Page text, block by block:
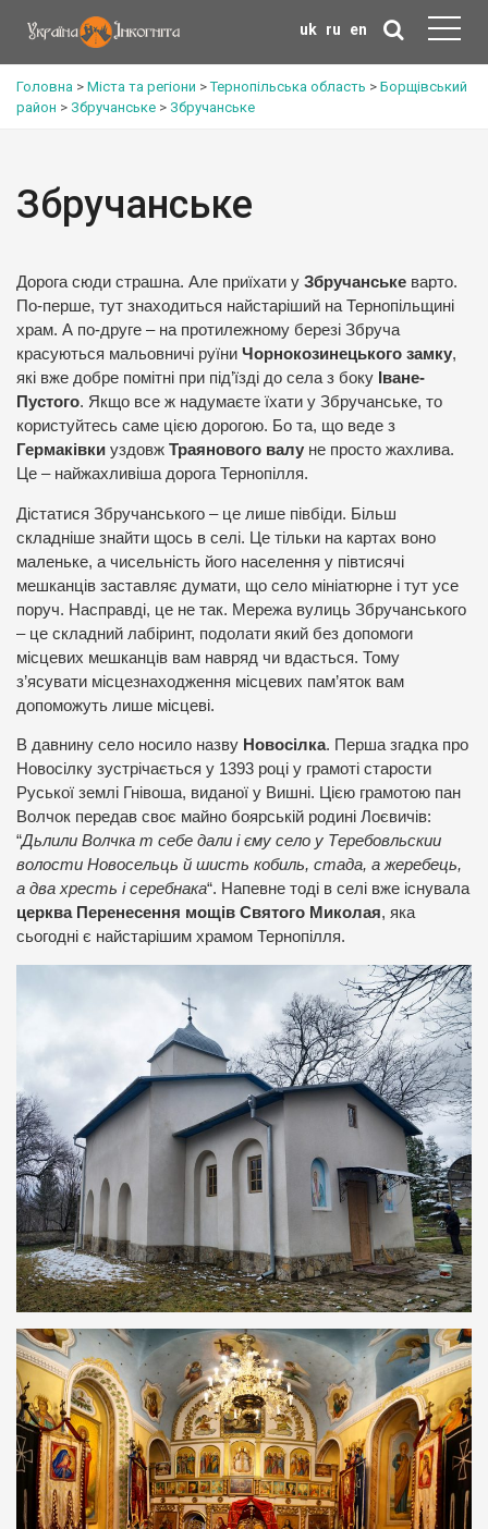
uk ru en
Головна > Міста та регіони >Тернопільська область > Борщівський
район > Збручанське > Збручанське
Збручанське
Дорога сюди страшна. Але приїхати у Збручанське варто.
По-перше, тут знаходиться найстаріший на Тернопільщині
храм. А по-друге – на протилежному березі Збруча
красуються мальовничі руїни Чорнокозинецького замку,
які вже добре помітні при під’їзді до села з боку Іване-
Пустого. Якщо все ж надумаєте їхати у Збручанське, то
користуйтесь саме цією дорогою. Бо та, що веде з
Гермаківки уздовж Траянового валу не просто жахлива.
Це – найжахливіша дорога Тернопілля.
Дістатися Збручанського – це лише півбіди. Більш
складніше знайти щось в селі. Це тільки на картах воно
маленьке, а чисельність його населення у півтисячі
мешканців заставляє думати, що село мініатюрне і тут усе
поруч. Насправді, це не так. Мережа вулиць Збручанського
– це складний лабіринт, подолати який без допомоги
місцевих мешканців вам навряд чи вдасться. Тому
з’ясувати місцезнаходження місцевих пам’яток вам
допоможуть лише місцеві.
В давнину село носило назву Новосілка. Перша згадка про
Новосілку зустрічається у 1393 році у грамоті старости
Руської землі Гнівоша, виданої у Вишні. Цією грамотою пан
Волчок передав своє майно боярській родині Лоєвичів:
“Дьлили Волчка т себе дали і єму село у Теребовльскии
волости Новосельць й шисть кобиль, стада, а жеребець,
а два хресть і серебнака“. Напевне тоді в селі вже існувала
церква Перенесення мощів Святого Миколая, яка
сьогодні є найстарішим храмом Тернопілля.